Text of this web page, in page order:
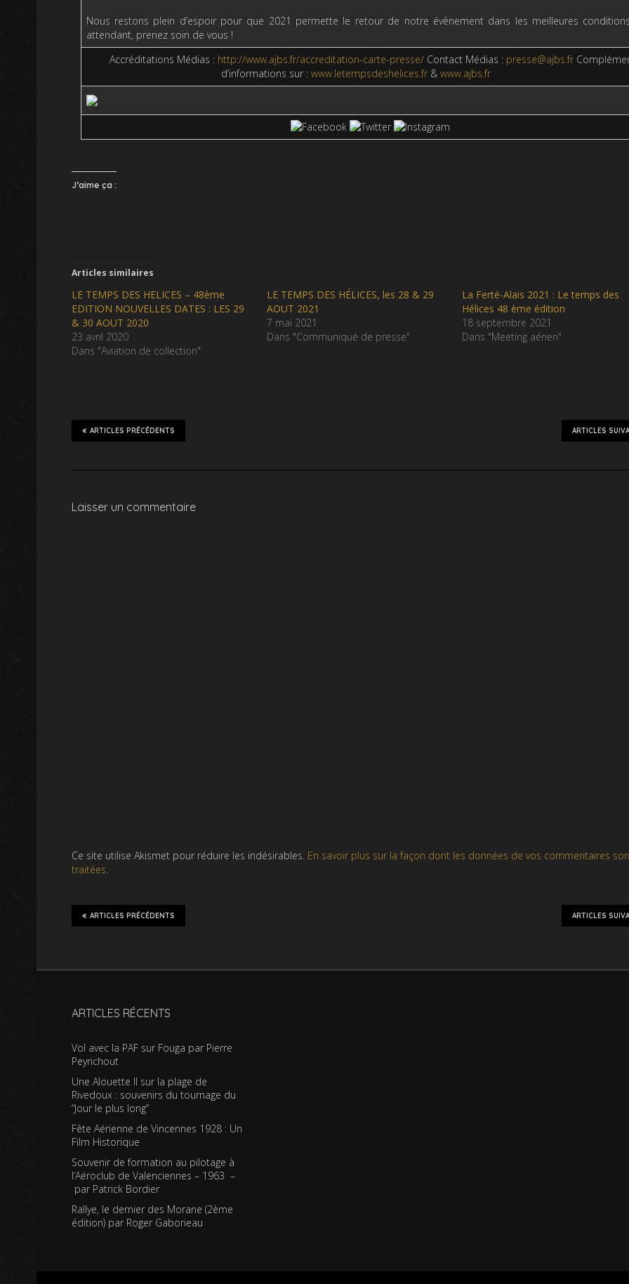
Nous restons plein d’espoir pour que 2021 permette le retour de notre évènement dans les meilleures
attendant, prenez soin de vous !
Accréditations Médias : http://www.ajbs.fr/accreditation-carte-presse/ Contact Médias : presse@ajbs.fr
d’informations sur :www.letempsdeshelices.fr &www.ajbs.fr
J’aime ça :
Articles similaires
LE TEMPS DES HELICES – 48ème
EDITION NOUVELLES DATES : LES 29
& 30 AOUT 2020
23 avril 2020
Dans "Aviation de collection"
LE TEMPS DES HÉLICES, les 28 & 29
AOUT 2021
7 mai 2021
Dans "Communiqué de presse"
La Ferté-Alais 2021 : Le temps des
Hélices 48 ème édition
18 septembre 2021
Dans "Meeting aérien"
ARTICLES
ARTICLES PRÉCÉDENTS
Laisser un commentaire
Ce site utilise Akismet pour réduire les indésirables. En savoir plus sur la façon dont les données de vos commentaires
traitées
ARTICLES
ARTICLES PRÉCÉDENTS
ARTICLES RÉCENTS
Vol avec la PAF sur Fouga par Pierre
Peyrichout
Une Alouette II sur la plage de
Rivedoux : souvenirs du tournage du
“Jour le plus long”
Fête Aérienne de Vincennes 1928 : Un
Film Historique
Souvenir de formation au pilotage à
l’Aéroclub de Valenciennes – 1963 –
par Patrick Bordier
Rallye, le dernier des Morane (2ème
édition) par Roger Gaborieau